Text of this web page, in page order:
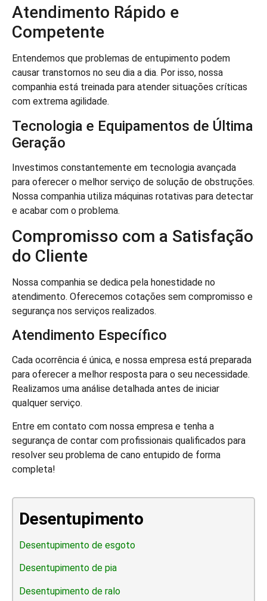
Atendimento Rápido e
Competente
Entendemos que problemas de entupimento podem
causar transtornos no seu dia a dia. Por isso, nossa
companhia está treinada para atender situações críticas
com extrema agilidade.
Tecnologia e Equipamentos de Última
Geração
Investimos constantemente em tecnologia avançada
para oferecer o melhor serviço de solução de obstruções.
Nossa companhia utiliza máquinas rotativas para detectar
e acabar com o problema.
Compromisso com a Satisfação
do Cliente
Nossa companhia se dedica pela honestidade no
atendimento. Oferecemos cotações sem compromisso e
segurança nos serviços realizados.
Atendimento Específico
Cada ocorrência é única, e nossa empresa está preparada
para oferecer a melhor resposta para o seu necessidade.
Realizamos uma análise detalhada antes de iniciar
qualquer serviço.
Entre em contato com nossa empresa e tenha a
segurança de contar com profissionais qualificados para
resolver seu problema de cano entupido de forma
completa!
Desentupimento
Desentupimento de esgoto
Desentupimento de pia
Desentupimento de ralo